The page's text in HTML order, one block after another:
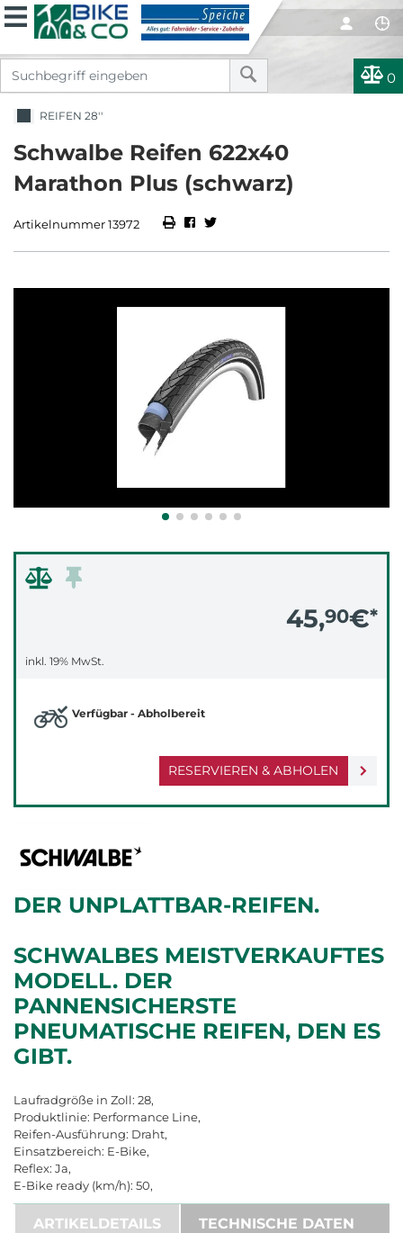
0
REIFEN 28''
Schwalbe Reifen 622x40
Marathon Plus (schwarz)
Artikelnummer 13972
45,90€*
inkl. 19% MwSt.
RESERVIEREN & ABHOLEN
Verfügbar - Abholbereit
DER UNPLATTBAR-REIFEN.
SCHWALBES MEISTVERKAUFTES
MODELL. DER
PANNENSICHERSTE
PNEUMATISCHE REIFEN, DEN ES
GIBT.
Laufradgröße in Zoll: 28,
Produktlinie: Performance Line,
Reifen-Ausführung: Draht,
Einsatzbereich: E-Bike,
Reflex: Ja,
E-Bike ready (km/h): 50,
ARTIKELDETAILS TECHNISCHE DATEN